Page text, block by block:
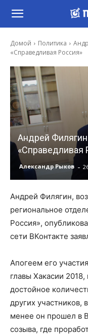
Домой Политика
«Справедливая Россия»
Андрей
«Справедливая
Александр Рыков -
Андрей Филягин,
региональное
Россия»,
сети ВКонтакте
Апогеем его
главы Хакасии
достойное
других
менее он прошел в
созыва, где